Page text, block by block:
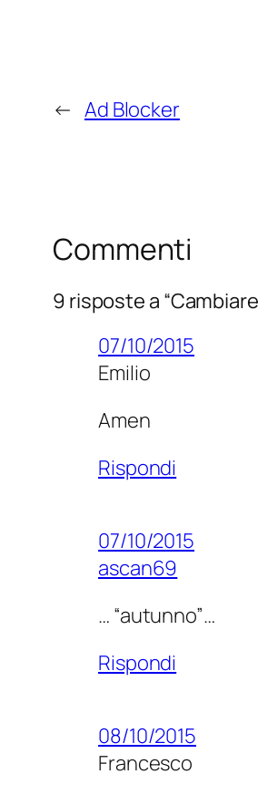
← Ad Blocker
Commenti
9 risposte a
07/10/2015
Emilio
Amen
Rispondi
07/10/2015
ascan69
… “autunno”…
Rispondi
08/10/2015
Francesco